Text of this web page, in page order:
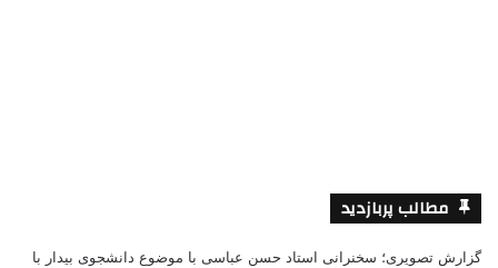
مطالب پربازدید
گزارش تصویری؛ سخنرانی استاد حسن عباسی با موضوع دانشجوی بیدار با